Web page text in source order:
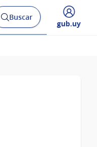
Abrir
buscador
Buscar
Desplegar
gub.uy